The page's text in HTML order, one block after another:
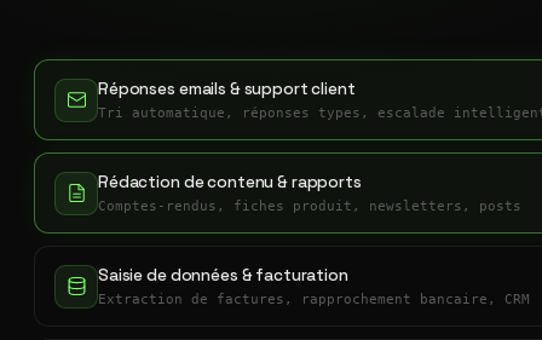
Réponses emails & support client
Tri automatique, réponses types, escalade
Rédaction de contenu & rapports
Comptes-rendus, fiches produit, newsletters, posts
Saisie de données & facturation
Extraction de factures, rapprochement bancaire, CRM